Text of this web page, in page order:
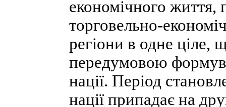
економічного життя,
торговельно-
регіони в одне ціле,
передумовою
нації. Період
нації припадає на